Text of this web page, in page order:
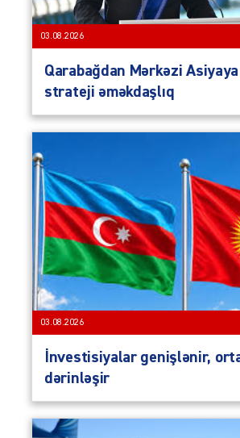
03.08.2026
Qarabağdan Mərkəzi
strateji əməkdaşlıq
03.08.2026
İnvestisiyalar genişlənir,
dərinləşir